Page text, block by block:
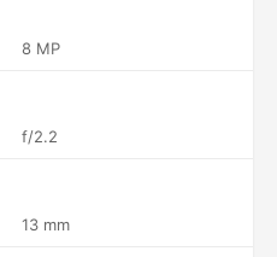
8 MP
f/2.2
13 mm